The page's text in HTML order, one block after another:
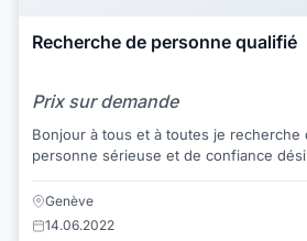
Recherche de personne qualifié
Prix sur demande
Bonjour à tous et à toutes je recherche
personne sérieuse et de confiance
Genève
14.06.2022